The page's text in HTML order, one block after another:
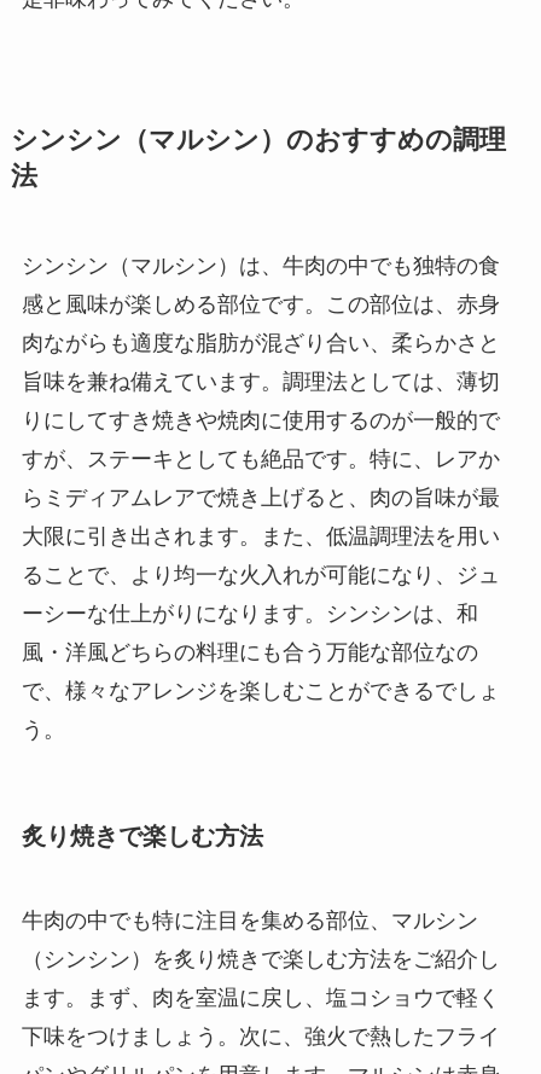
シンシン（マルシン）のおすすめの調理
法
シンシン（マルシン）は、牛肉の中でも独特の食
感と風味が楽しめる部位です。この部位は、赤身
肉ながらも適度な脂肪が混ざり合い、柔らかさと
旨味を兼ね備えています。調理法としては、薄切
りにしてすき焼きや焼肉に使用するのが一般的で
すが、ステーキとしても絶品です。特に、レアか
らミディアムレアで焼き上げると、肉の旨味が最
大限に引き出されます。また、低温調理法を用い
ることで、より均一な火入れが可能になり、ジュ
ーシーな仕上がりになります。シンシンは、和
風・洋風どちらの料理にも合う万能な部位なの
で、様々なアレンジを楽しむことができるでしょ
う。
炙り焼きで楽しむ方法
牛肉の中でも特に注目を集める部位、マルシン
（シンシン）を炙り焼きで楽しむ方法をご紹介し
ます。まず、肉を室温に戻し、塩コショウで軽く
下味をつけましょう。次に、強火で熱したフライ